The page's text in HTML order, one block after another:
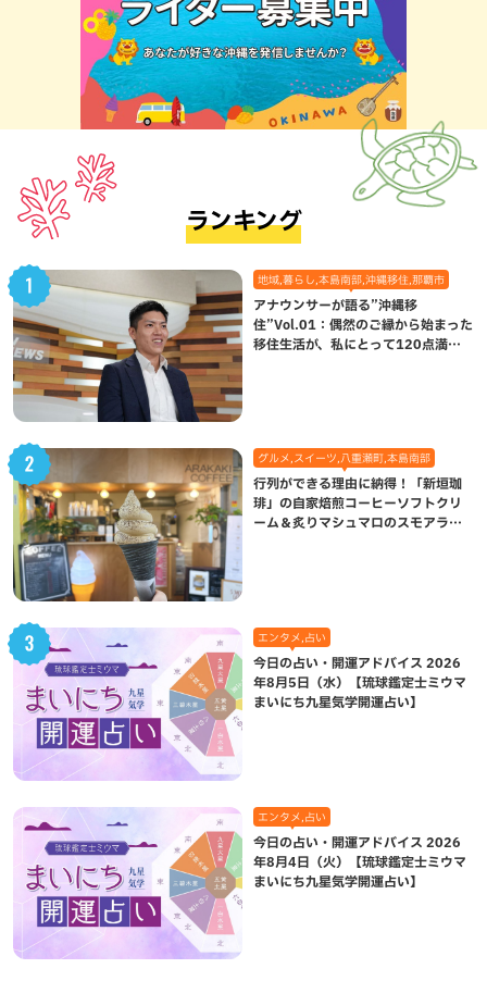
ランキング
地域,暮らし,本島南部,沖縄移住,那覇市
アナウンサーが語る”沖縄移
住”Vol.01：偶然のご縁から始まった
移住生活が、私にとって120点満点
グルメ,スイーツ,八重瀬町,本島南部
行列ができる理由に納得！「新垣珈
琲」の自家焙煎コーヒーソフトクリ
ーム＆炙りマシュマロのスモアラテ
エンタメ,占い
今日の占い・開運アドバイス 2026
年8月5日（水）【琉球鑑定士ミウマ
まいにち九星気学開運占い】
エンタメ,占い
今日の占い・開運アドバイス 2026
年8月4日（火）【琉球鑑定士ミウマ
まいにち九星気学開運占い】